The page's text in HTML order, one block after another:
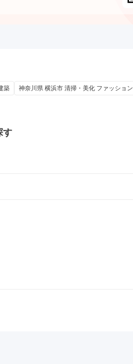
築
神奈川県 横浜市 清掃・美化 ファッション
す